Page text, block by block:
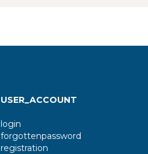
USER_ACCOUNT
login
forgottenpassword
registration